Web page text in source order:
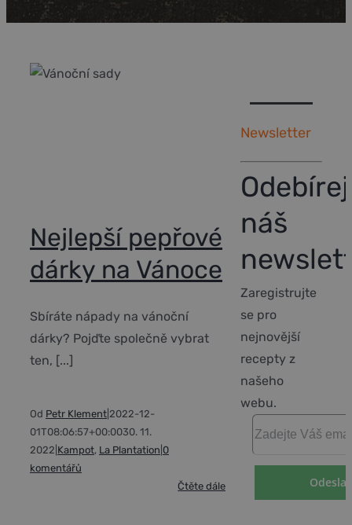
Nejlepší pepřové
dárky na Vánoce
Sbíráte nápady na vánoční
dárky? Pojďte společně vybrat
ten, [...]
Od Petr Klement 2022-12-
01T08:06:57+00:0030. 11.
2022 Kampot, La Plantation 0
komentářů
Čtěte dále
Newsletter
náš
Zaregistrujte
se pro
nejnovější
recepty z
našeho
webu.